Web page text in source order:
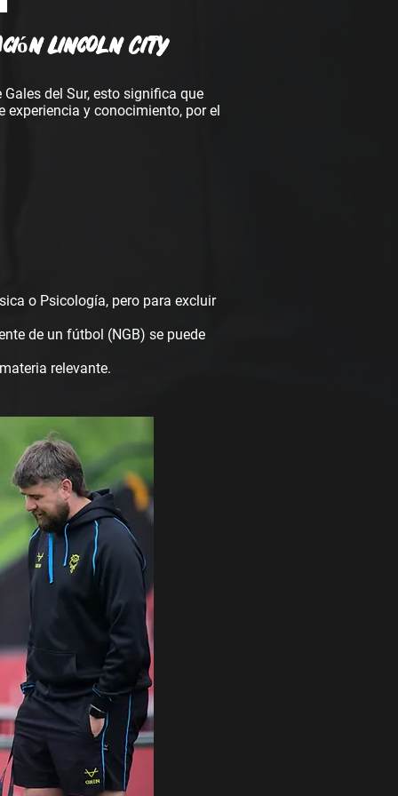
Lincoln City
del Sur, esto significa que
experiencia y conocimiento, por el
o Psicología, pero para excluir
de un fútbol (NGB) se puede
relevante.